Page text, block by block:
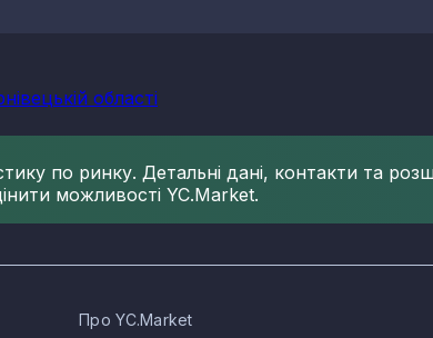
області
по ринку. Детальні дані, контакти та
можливості YC.Market.
Про YC.Market